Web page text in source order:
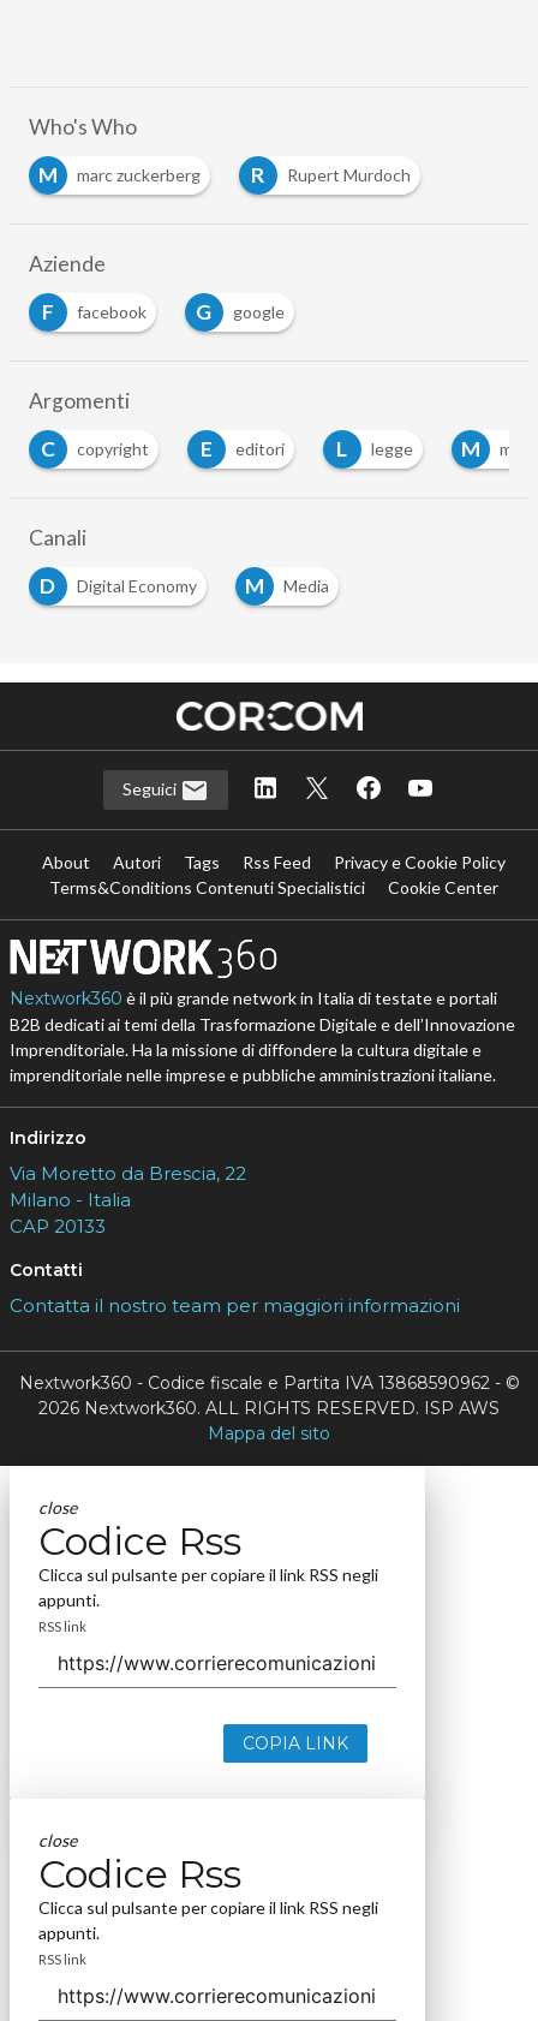
Who's Who
M
marc zuckerberg R
Rupert Murdoch
Aziende
F
facebook G
google
Argomenti
C
copyright E editori L legge M
Canali
D
Digital Economy M Media
Seguici
About Autori Tags Rss Feed
Privacy e Cookie Policy
Terms&Conditions Contenuti Specialistici
Cookie Center
Nextwork360 è il più grande network in Italia di testate e portali
B2B dedicati ai temi della Trasformazione Digitale e dell’Innovazione
Imprenditoriale. Ha la missione di diffondere la cultura digitale e
imprenditoriale nelle imprese e pubbliche amministrazioni italiane.
Indirizzo
Via Moretto da Brescia, 22
Milano - Italia
CAP 20133
Contatti
Contatta il nostro team per maggiori informazioni
Nextwork360 - Codice fiscale e Partita IVA 13868590962 - ©
2026 Nextwork360. ALL RIGHTS RESERVED. ISP AWS
Mappa del sito
close
Codice Rss
Clicca sul pulsante per copiare il link RSS negli
appunti.
RSS link
COPIA LINK
close
Codice Rss
Clicca sul pulsante per copiare il link RSS negli
appunti.
RSS link